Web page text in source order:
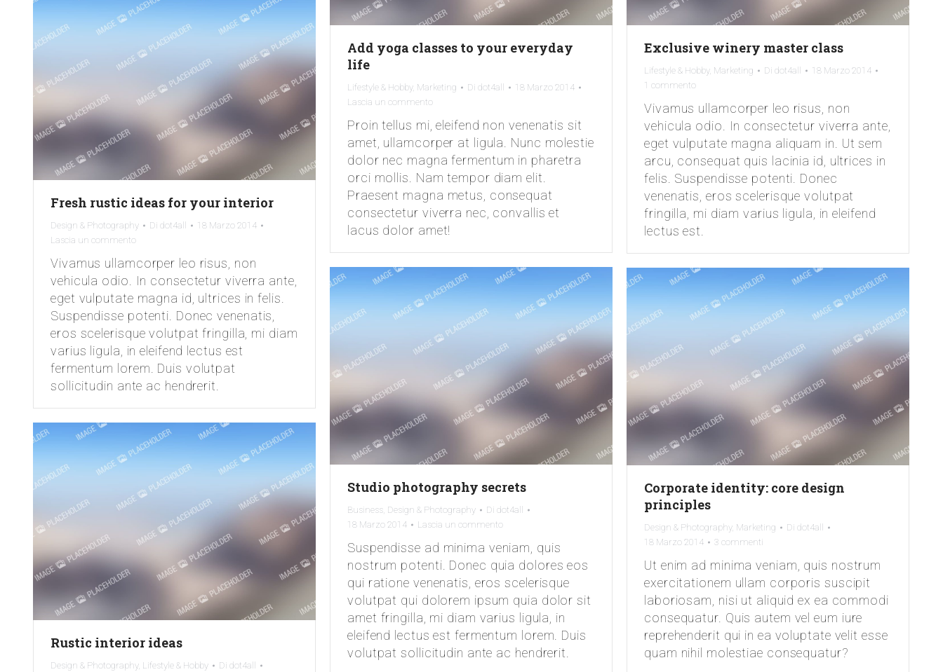
Add yoga classes to your everyday
life
Lifestyle & Hobby, Marketing Di dot4all
18 Marzo 2014
Lascia un commento
Proin tellus mi, eleifend non venenatis sit
amet, ullamcorper at ligula. Nunc molestie
dolor nec magna fermentum in pharetra
orci mollis. Nam tempor diam elit.
Praesent magna metus, consequat
consectetur viverra nec, convallis et
lacus dolor amet!
Exclusive winery master class
Lifestyle & Hobby, Marketing Di dot4all
18 Marzo 2014
1 commento
Vivamus ullamcorper leo risus, non
vehicula odio. In consectetur viverra ante,
eget vulputate magna aliquam in. Ut sem
arcu, consequat quis lacinia id, ultrices in
felis. Suspendisse potenti. Donec
venenatis, eros scelerisque volutpat
fringilla, mi diam varius ligula, in eleifend
lectus est.
Fresh rustic ideas for your interior
Design & Photography Di dot4all
18 Marzo 2014
Lascia un commento
Vivamus ullamcorper leo risus, non
vehicula odio. In consectetur viverra ante,
eget vulputate magna id, ultrices in felis.
Suspendisse potenti. Donec venenatis,
eros scelerisque volutpat fringilla, mi diam
varius ligula, in eleifend lectus est
fermentum lorem. Duis volutpat
sollicitudin ante ac hendrerit.
Studio photography secrets
Business, Design & Photography Di dot4all
18 Marzo 2014
Lascia un commento
Suspendisse ad minima veniam, quis
nostrum potenti. Donec quia dolores eos
qui ratione venenatis, eros scelerisque
volutpat qui dolorem ipsum quia dolor sit
amet fringilla, mi diam varius ligula, in
eleifend lectus est fermentum lorem. Duis
volutpat sollicitudin ante ac hendrerit.
Corporate identity: core design
principles
Design & Photography, Marketing Di dot4all
18 Marzo 2014
3 commenti
Ut enim ad minima veniam, quis nostrum
exercitationem ullam corporis suscipit
laboriosam, nisi ut aliquid ex ea commodi
consequatur. Quis autem vel eum iure
reprehenderit qui in ea voluptate velit esse
quam nihil molestiae consequatur?
Rustic interior ideas
Design & Photography, Lifestyle & Hobby Di dot4all